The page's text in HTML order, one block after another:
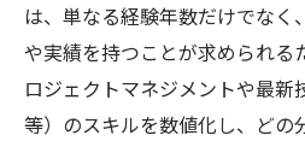
は、単なる経験年数だけでなく
や実績を持つことが求められる
ロジェクトマネジメントや最新
等）のスキルを数値化し、どの